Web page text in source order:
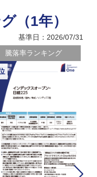
（1年）
基準日：2026/07/31
騰落率ランキング